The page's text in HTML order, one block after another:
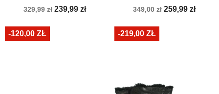
Cena
329,99 zł Cena
239,99 zł
Cena
349,00 zł Cena
259,99 zł
-120,00 ZŁ -219,00 ZŁ